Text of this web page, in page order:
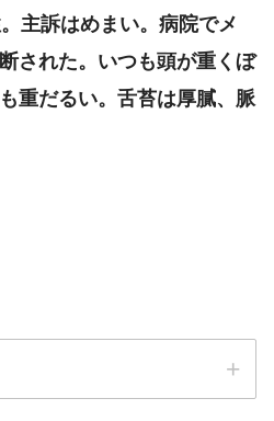
主訴はめまい。病院でメ
された。いつも頭が重くぼ
重だるい。舌苔は厚膩、脈